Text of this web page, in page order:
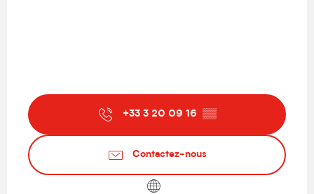
+33 3 20 09 16 ▒▒
Contactez-nous